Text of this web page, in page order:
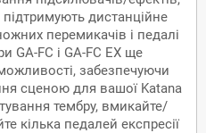
дистанційне
перемикачів і педалі
GA-FC і GA-FC EX ще
забезпечуючи
сценою для вашої Katana
тембру, вмикайте/
кілька педалей експресії